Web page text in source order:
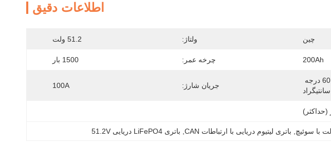
اطلاعات دقیق
چین ولتاژ: 51.2 ولت
200Ah چرخه عمر: 1500 بار
سانتیگراد
جریان شارژ: 100A
باتری لیتیوم دریایی با ارتباطات CAN باتری LiFePO4 دریایی 51.2V